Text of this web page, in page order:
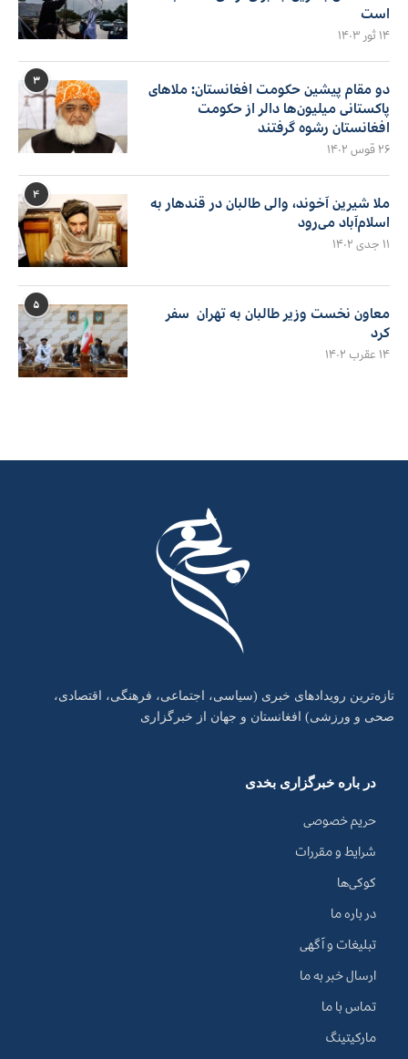
است
۱۴ ثور ۱۴۰۳
۳
دو مقام پیشین حکومت افغانستان: ملاهای
پاکستانی میلیون‌ها دالر از حکومت
افغانستان رشوه گرفتند
۲۶ قوس ۱۴۰۲
۴
ملا شیرین آخوند، والی طالبان در قندهار به
اسلام‌آباد می‌رود
۱۱ جدی ۱۴۰۲
۵
معاون نخست وزیر طالبان به تهران سفر
کرد
۱۴ عقرب ۱۴۰۲
تازه‌ترین رویدادهای خبری (سیاسی، اجتماعی، فرهنگی، اقتصادی،
صحی و ورزشی) افغانستان و جهان از خبرگزاری
در باره خبرگزاری بخدی
حریم خصوصی
شرایط و مقررات
کوکی‌ها
در باره ما
تبلیغات و آگهی
ارسال خبر به ما
تماس با ما
مارکیتینگ